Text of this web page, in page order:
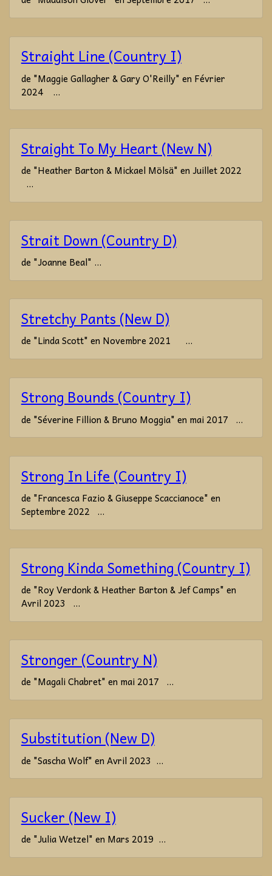
Straight Line (Country I)
de "Maggie Gallagher & Gary O'Reilly" en Février
2024 ...
Straight To My Heart (New N)
de "Heather Barton & Mickael Mölsä" en Juillet 2022
...
Strait Down (Country D)
de "Joanne Beal" ...
Stretchy Pants (New D)
de "Linda Scott" en Novembre 2021 ...
Strong Bounds (Country I)
de "Séverine Fillion & Bruno Moggia" en mai 2017 ...
Strong In Life (Country I)
de "Francesca Fazio & Giuseppe Scaccianoce" en
Septembre 2022 ...
Strong Kinda Something (Country I)
de "Roy Verdonk & Heather Barton & Jef Camps" en
Avril 2023 ...
Stronger (Country N)
de "Magali Chabret" en mai 2017 ...
Substitution (New D)
de "Sascha Wolf" en Avril 2023 ...
Sucker (New I)
de "Julia Wetzel" en Mars 2019 ...